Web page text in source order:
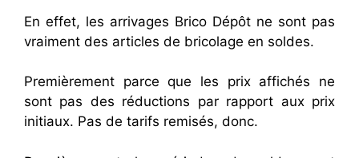
En effet, les arrivages Brico Dépôt ne sont pas
vraiment des articles de bricolage en soldes.
Premièrement parce que les prix affichés ne
sont pas des réductions par rapport aux prix
initiaux. Pas de tarifs remisés, donc.